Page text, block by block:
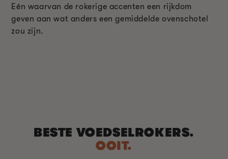
Eén waarvan de rokerige accenten een rijkdom
geven aan wat anders een gemiddelde ovenschotel
zou zijn.
BESTE VOEDSELROKERS.
OOIT.